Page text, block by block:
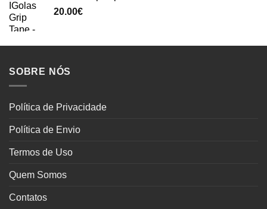
20.00€
SOBRE NÓS
Política de Privacidade
Política de Envio
Termos de Uso
Quem Somos
Contatos